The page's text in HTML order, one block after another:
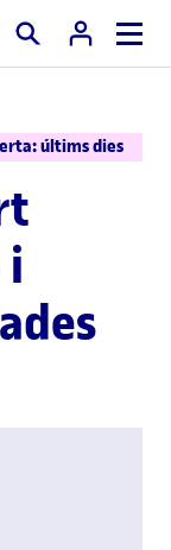
Cercar
últims dies
i